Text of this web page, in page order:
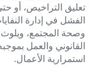
تعليق التراخيص، أو
الفشل في إدارة
وصحة المجتمع، ويلوث
القانوني والعمل
استمرارية الأعمال.